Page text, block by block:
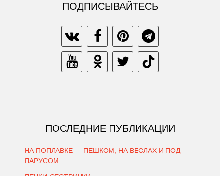
ПОДПИСЫВАЙТЕСЬ
ПОСЛЕДНИЕ ПУБЛИКАЦИИ
НА ПОПЛАВКЕ — ПЕШКОМ, НА ВЕСЛАХ И ПОД
ПАРУСОМ